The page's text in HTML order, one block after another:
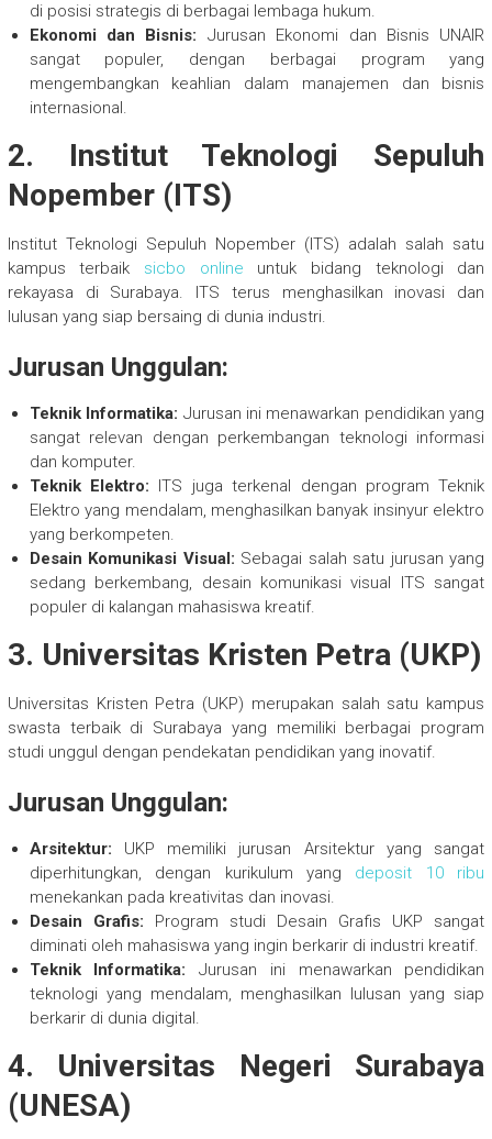
di posisi strategis di berbagai lembaga hukum.
Ekonomi dan Bisnis: Jurusan Ekonomi dan Bisnis UNAIR
sangat populer, dengan berbagai program yang
mengembangkan keahlian dalam manajemen dan bisnis
internasional.
2. Institut Teknologi Sepuluh
Nopember (ITS)
Institut Teknologi Sepuluh Nopember (ITS) adalah salah satu
kampus terbaik sicbo online untuk bidang teknologi dan
rekayasa di Surabaya. ITS terus menghasilkan inovasi dan
lulusan yang siap bersaing di dunia industri.
Jurusan Unggulan:
Teknik Informatika: Jurusan ini menawarkan pendidikan yang
sangat relevan dengan perkembangan teknologi informasi
dan komputer.
Teknik Elektro: ITS juga terkenal dengan program Teknik
Elektro yang mendalam, menghasilkan banyak insinyur elektro
yang berkompeten.
Desain Komunikasi Visual: Sebagai salah satu jurusan yang
sedang berkembang, desain komunikasi visual ITS sangat
populer di kalangan mahasiswa kreatif.
3. Universitas Kristen Petra (UKP)
Universitas Kristen Petra (UKP) merupakan salah satu kampus
swasta terbaik di Surabaya yang memiliki berbagai program
studi unggul dengan pendekatan pendidikan yang inovatif.
Jurusan Unggulan:
Arsitektur: UKP memiliki jurusan Arsitektur yang sangat
diperhitungkan, dengan kurikulum yang deposit 10 ribu
menekankan pada kreativitas dan inovasi.
Desain Grafis: Program studi Desain Grafis UKP sangat
diminati oleh mahasiswa yang ingin berkarir di industri kreatif.
Teknik Informatika: Jurusan ini menawarkan pendidikan
teknologi yang mendalam, menghasilkan lulusan yang siap
berkarir di dunia digital.
4. Universitas Negeri Surabaya
(UNESA)